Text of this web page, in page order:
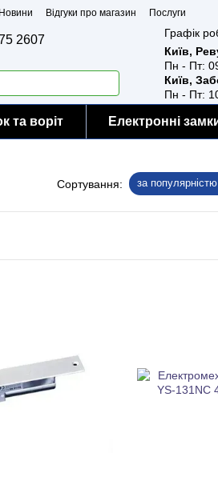
Новини Відгуки про магазин
Послуги
2607
Графік
Київ,
Пн - Пт:
Київ,
Пн - Пт:
та воріт Електронні
Сортування: за популярністю